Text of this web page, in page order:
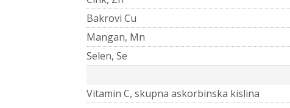
Bakrovi Cu
Mangan, Mn
Selen, Se
Vitamin C, skupna askorbinska kislina